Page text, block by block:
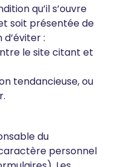
qu’il s’ouvre
soit présentée de
:
le site citant et
tendancieuse, ou
du
personnel